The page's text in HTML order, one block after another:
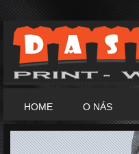
HOME O NÁS